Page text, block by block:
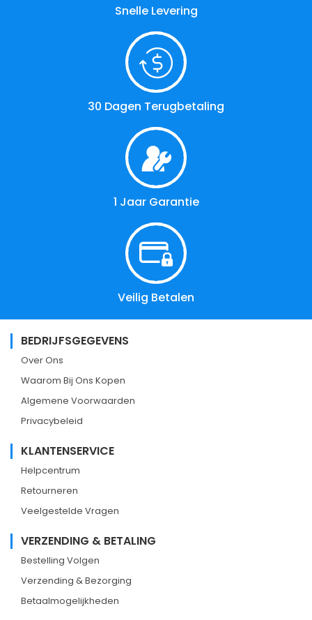
Snelle Levering
30 Dagen Terugbetaling
1 Jaar Garantie
Veilig Betalen
BEDRIJFSGEGEVENS
Over Ons
Waarom Bij Ons Kopen
Algemene Voorwaarden
Privacybeleid
KLANTENSERVICE
Helpcentrum
Retourneren
Veelgestelde Vragen
VERZENDING & BETALING
Bestelling Volgen
Verzending & Bezorging
Betaalmogelijkheden